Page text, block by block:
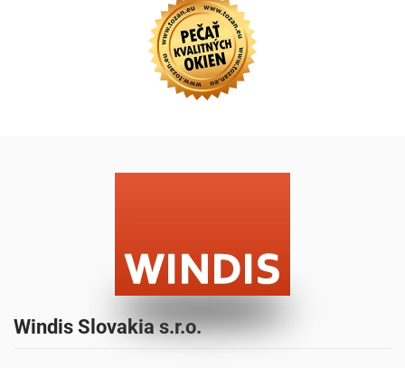
Windis Slovakia s.r.o.